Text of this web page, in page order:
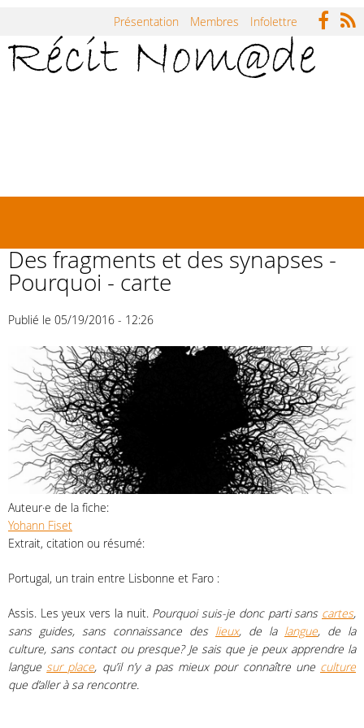
Jump to navigation
Présentation Membres Infolettre
Des fragments et des synapses -
Pourquoi - carte
Publié le 05/19/2016 - 12:26
Auteur·e de la fiche:
Yohann Fiset
Extrait, citation ou résumé:
Portugal, un train entre Lisbonne et Faro :
Assis. Les yeux vers la nuit. Pourquoi suis-je donc parti sans cartes,
sans guides, sans connaissance des lieux, de la langue, de la
culture, sans contact ou presque? Je sais que je peux apprendre la
languesur place, qu’il n’y a pas mieux pour connaître une culture
que d’aller à sa rencontre.